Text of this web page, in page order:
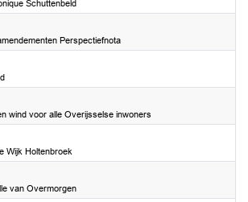
Schuttenbeld
Perspectiefnota
wind voor alle Overijsselse inwoners
Wijk Holtenbroek
van Overmorgen